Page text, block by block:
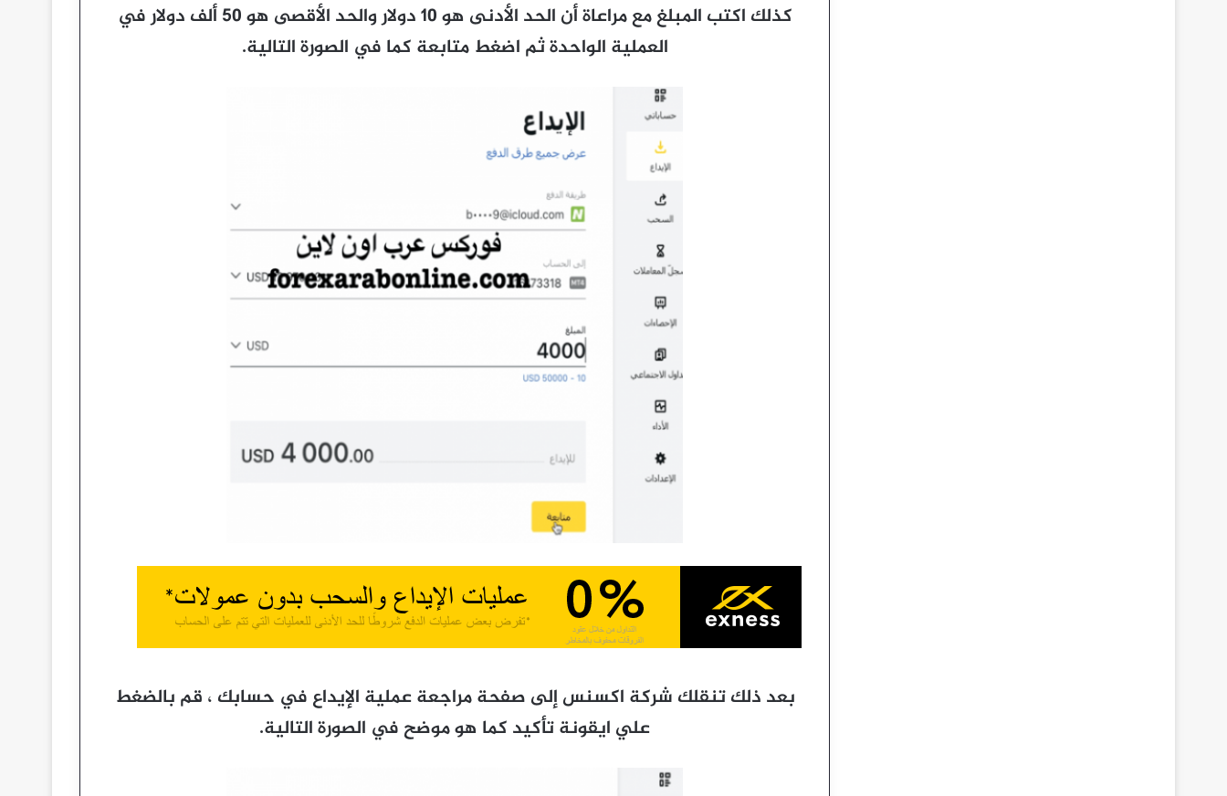
كذلك اكتب المبلغ مع مراعاة أن الحد الأدنى هو 10 دولار والحد الأقصى هو 50 ألف دولار في
العملية الواحدة ثم اضغط متابعة كما في الصورة التالية.
بعد ذلك تنقلك شركة اكسنس إلى صفحة مراجعة عملية الإيداع في حسابك ، قم بالضغط
علي ايقونة تأكيد كما هو موضح في الصورة التالية.